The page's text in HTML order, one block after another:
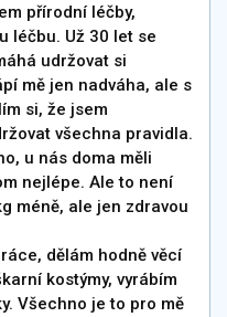
přírodní léčby,
léčbu. Už 30 let se
udržovat si
mě jen nadváha, ale s
si, že jsem
všechna pravidla.
u nás doma měli
nejlépe. Ale to není
méně, ale jen zdravou
dělám hodně věcí
kostýmy, vyrábím
Všechno je to pro mě